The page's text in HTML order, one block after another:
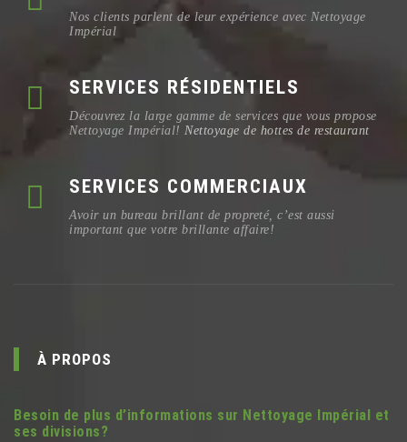
Nos clients parlent de leur expérience avec Nettoyage
Impérial
SERVICES RÉSIDENTIELS
Découvrez la large gamme de services que vous propose
Nettoyage Impérial! Nettoyage de hottes de restaurant
SERVICES COMMERCIAUX
Avoir un bureau brillant de propreté, c’est aussi
important que votre brillante affaire!
À PROPOS
Besoin de plus d’informations sur Nettoyage Impérial et
ses divisions?